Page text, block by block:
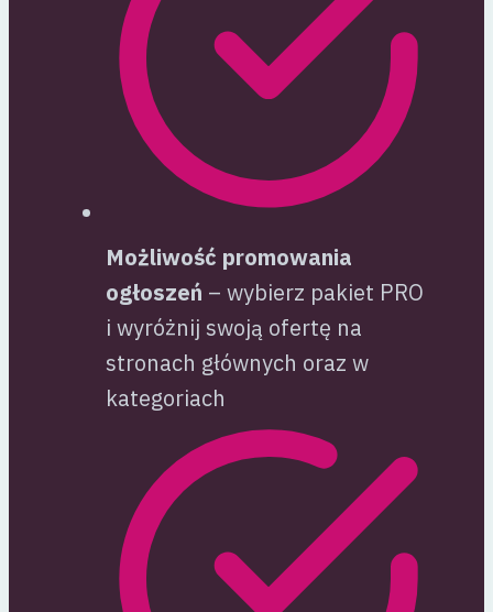
Możliwość promowania
ogłoszeń – wybierz pakiet PRO
i wyróżnij swoją ofertę na
stronach głównych oraz w
kategoriach